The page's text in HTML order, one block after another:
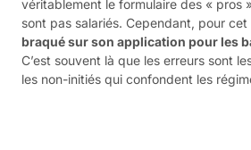
véritablement le formulaire des « pros
sont pas salariés. Cependant, pour cet
braqué sur son application pour les
C’est souvent là que les erreurs sont
les non-initiés qui confondent les